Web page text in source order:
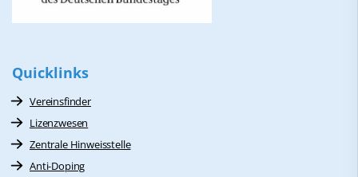
Quicklinks
Vereinsfinder
Lizenzwesen
Zentrale Hinweisstelle
Anti-Doping